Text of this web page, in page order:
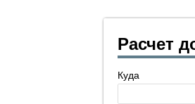
Расчет
Куда